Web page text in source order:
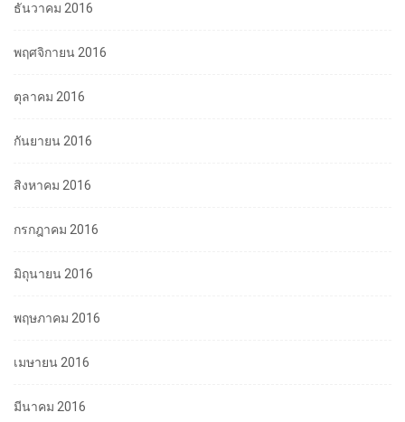
ธันวาคม 2016
พฤศจิกายน 2016
ตุลาคม 2016
กันยายน 2016
สิงหาคม 2016
กรกฎาคม 2016
มิถุนายน 2016
พฤษภาคม 2016
เมษายน 2016
มีนาคม 2016